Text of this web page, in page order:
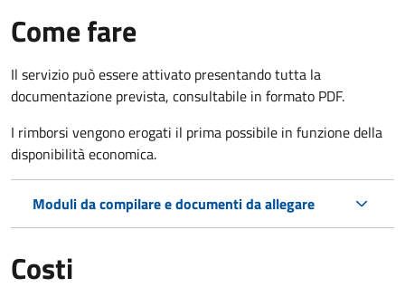
Come fare
Il servizio può essere attivato presentando tutta la
documentazione prevista, consultabile in formato PDF.
I rimborsi vengono erogati il prima possibile in funzione della
disponibilità economica.
Moduli da compilare e documenti da allegare
Costi